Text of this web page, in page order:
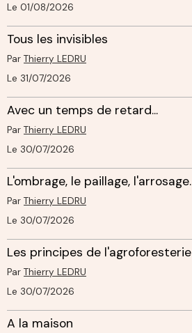
Le 01/08/2026
Tous les invisibles
Par Thierry LEDRU
Le 31/07/2026
Avec un temps de retard...
Par Thierry LEDRU
Le 30/07/2026
L'ombrage, le paillage, l'arrosage.
Par Thierry LEDRU
Le 30/07/2026
Les principes de l'agroforesterie
Par Thierry LEDRU
Le 30/07/2026
A la maison